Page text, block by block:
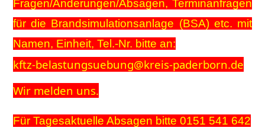
Fragen/Änderungen/Absagen, Terminanfragen
für die Brandsimulationsanlage (BSA) etc. mit
Namen, Einheit, Tel.-Nr. bitte an:
kftz-belastungsuebung@kreis-paderborn.de
Wir melden uns.
Für Tagesaktuelle Absagen bitte 0151 541 642